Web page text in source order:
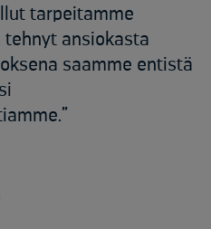
tarpeitamme
ansiokasta
saamme entistä